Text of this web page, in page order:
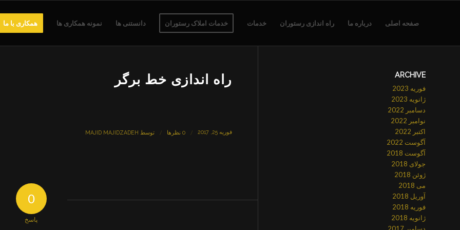
صفحه اصلی درباره ما راه اندازی رستوران خدمات خدمات املاک رستوران دانستنی ها نمونه همکاری ها همکاری با ما
راه اندازی خط برگر
فوریه 25, 2017 / 0 نظرها / توسط MAJID MAJIDZADEH
0
پاسخ
ARCHIVE
فوریه 2023
ژانویه 2023
دسامبر 2022
نوامبر 2022
اکتبر 2022
آگوست 2022
آگوست 2018
جولای 2018
ژوئن 2018
می 2018
آوریل 2018
فوریه 2018
ژانویه 2018